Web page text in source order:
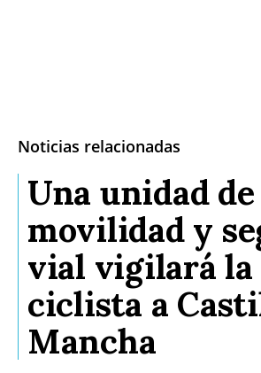
Noticias relacionadas
Una unidad de
movilidad y
vial vigilará la
ciclista a
Mancha